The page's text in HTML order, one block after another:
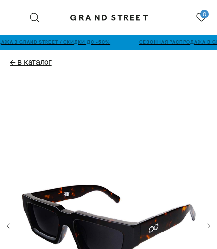
0
В GRAND STREET / СКИДКИ ДО -50% СЕЗОННАЯ РАСПРОДАЖА В
← в каталог